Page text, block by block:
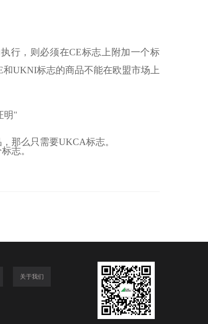
行，则必须在CE标志上附加一个标
UKNI标志的商品不能在欧盟市场上
明"
那么只需要UKCA标志。
志。
关于我们